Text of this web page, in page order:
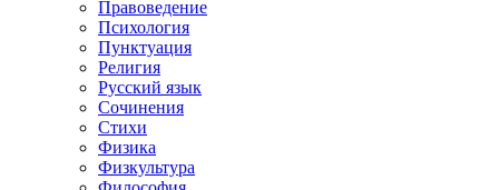
Правоведение
Психология
Пунктуация
Религия
Русский язык
Сочинения
Стихи
Физика
Физкультура